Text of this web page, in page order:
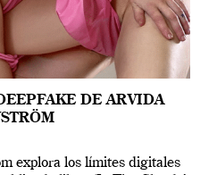
DE ARVIDA
explora los límites digitales